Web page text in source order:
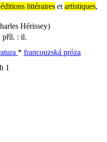
littéraires et artistiques,
Hérissey)
příl. : il.
* francouzská próza
1